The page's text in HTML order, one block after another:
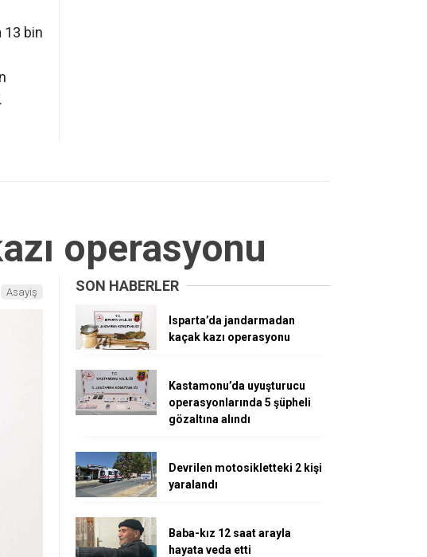
13 bin
operasyonu
Asayiş SON HABERLER
Isparta’da jandarmadan
kaçak kazı operasyonu
Kastamonu’da uyuşturucu
operasyonlarında 5 şüpheli
gözaltına alındı
Devrilen motosikletteki 2 kişi
yaralandı
Baba-kız 12 saat arayla
hayata veda etti